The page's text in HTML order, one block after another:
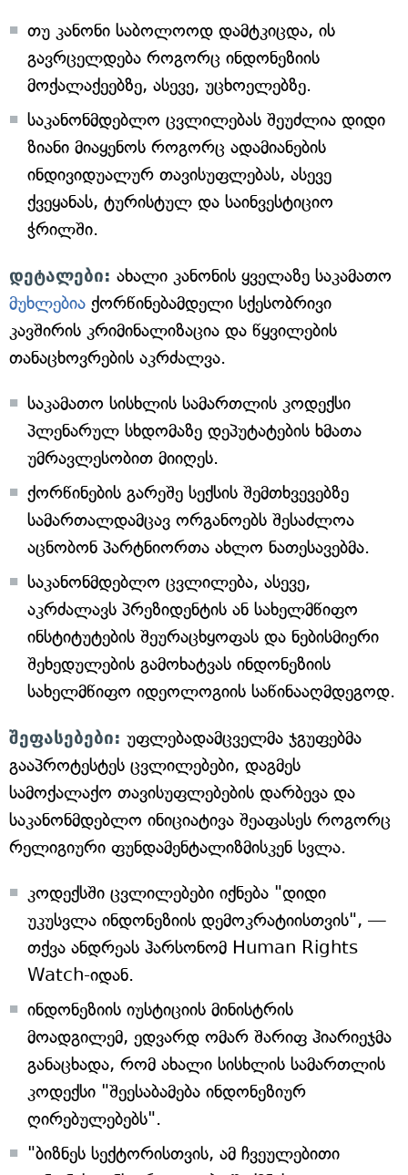
თუ კანონი საბოლოოდ დამტკიცდა, ის
გავრცელდება როგორც ინდონეზიის
მოქალაქეებზე, ასევე, უცხოელებზე.
საკანონმდებლო ცვლილებას შეუძლია დიდი
ზიანი მიაყენოს როგორც ადამიანების
ინდივიდუალურ თავისუფლებას, ასევე
ქვეყანას, ტურისტულ და საინვესტიციო
ჭრილში.
დეტალები: ახალი კანონის ყველაზე საკამათო
მუხლებია ქორწინებამდელი სქესობრივი
კავშირის კრიმინალიზაცია და წყვილების
თანაცხოვრების აკრძალვა.
საკამათო სისხლის სამართლის კოდექსი
პლენარულ სხდომაზე დეპუტატების ხმათა
უმრავლესობით მიიღეს.
ქორწინების გარეშე სექსის შემთხვევებზე
სამართალდამცავ ორგანოებს შესაძლოა
აცნობონ პარტნიორთა ახლო ნათესავებმა.
საკანონმდებლო ცვლილება, ასევე,
აკრძალავს პრეზიდენტის ან სახელმწიფო
ინსტიტუტების შეურაცხყოფას და ნებისმიერი
შეხედულების გამოხატვას ინდონეზიის
სახელმწიფო იდეოლოგიის საწინააღმდეგოდ.
შეფასებები: უფლებადამცველმა ჯგუფებმა
გააპროტესტეს ცვლილებები, დაგმეს
სამოქალაქო თავისუფლებების დარბევა და
საკანონმდებლო ინიციატივა შეაფასეს როგორც
რელიგიური ფუნდამენტალიზმისკენ სვლა.
კოდექსში ცვლილებები იქნება "დიდი
უკუსვლა ინდონეზიის დემოკრატიისთვის", —
თქვა ანდრეას ჰარსონომ Human Rights
Watch-იდან.
ინდონეზიის იუსტიციის მინისტრის
მოადგილემ, ედვარდ ომარ შარიფ ჰიარიეჯმა
განაცხადა, რომ ახალი სისხლის სამართლის
კოდექსი "შეესაბამება ინდონეზიურ
ღირებულებებს".
"ბიზნეს სექტორისთვის, ამ ჩვეულებითი